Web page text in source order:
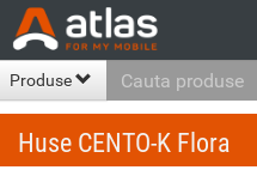
Produse
Huse CENTO-K Flora